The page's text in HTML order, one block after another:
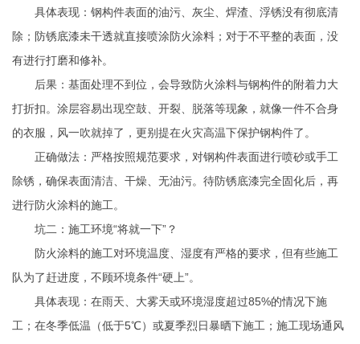
具体表现：钢构件表面的油污、灰尘、焊渣、浮锈没有彻底清
除；防锈底漆未干透就直接喷涂防火涂料；对于不平整的表面，没
有进行打磨和修补。
后果：基面处理不到位，会导致防火涂料与钢构件的附着力大
打折扣。涂层容易出现空鼓、开裂、脱落等现象，就像一件不合身
的衣服，风一吹就掉了，更别提在火灾高温下保护钢构件了。
正确做法：严格按照规范要求，对钢构件表面进行喷砂或手工
除锈，确保表面清洁、干燥、无油污。待防锈底漆完全固化后，再
进行防火涂料的施工。
坑二：施工环境“将就一下”？
防火涂料的施工对环境温度、湿度有严格的要求，但有些施工
队为了赶进度，不顾环境条件“硬上”。
具体表现：在雨天、大雾天或环境湿度超过85%的情况下施
工；在冬季低温（低于5℃）或夏季烈日暴晒下施工；施工现场通风